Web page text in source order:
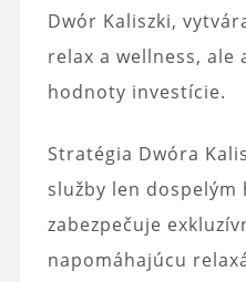
Dwór Kaliszki,
relax a wellness, ale
hodnoty investície.
Stratégia Dwóra
služby len dospelým
zabezpečuje
napomáhajúcu